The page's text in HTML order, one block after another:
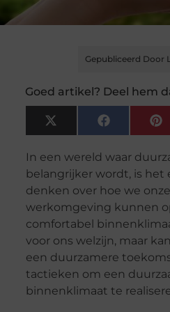
Gepubliceerd Door
Goed artikel? Deel hem
X
(Twitter)
Facebook
In een wereld waar
belangrijker wordt, is het
denken over hoe we
werkomgeving kunnen
comfortabel
voor ons welzijn, maar
een duurzamere
tactieken om een
binnenklimaat te